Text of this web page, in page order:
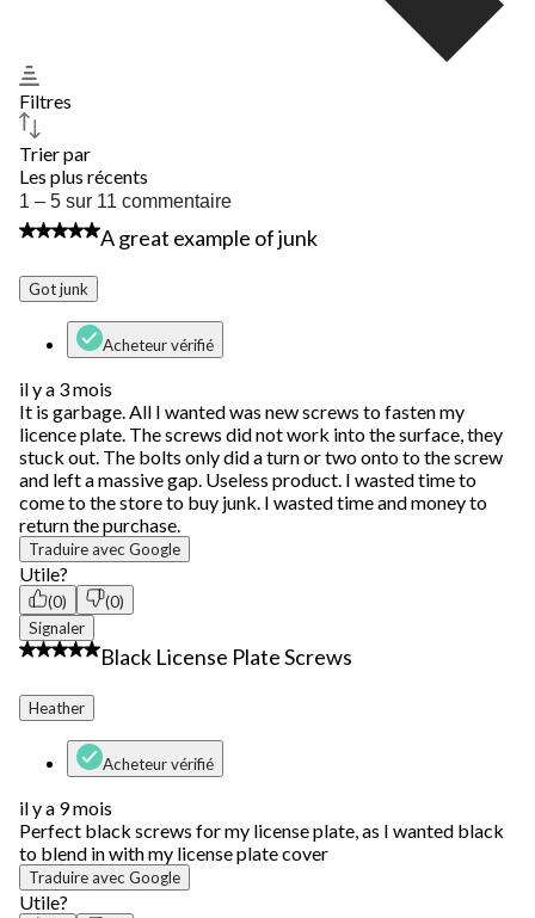
Filtres
Trier par
Les plus récents
1
à
5
11
1 – 5 sur 11 commentaire
1 étoile(s) sur 5.
A great example of junk
Got junk
Acheteur vérifié
il y a 3 mois
It is garbage. All I wanted was new screws to fasten my
licence plate. The screws did not work into the surface, they
stuck out. The bolts only did a turn or two onto to the screw
and left a massive gap. Useless product. I wasted time to
come to the store to buy junk. I wasted time and money to
return the purchase.
Traduire avec Google
Utile?
(0)
(0)
Signaler
5 étoile(s) sur 5.
Black License Plate Screws
Heather
Acheteur vérifié
il y a 9 mois
Perfect black screws for my license plate, as I wanted black
to blend in with my license plate cover
Traduire avec Google
Utile?